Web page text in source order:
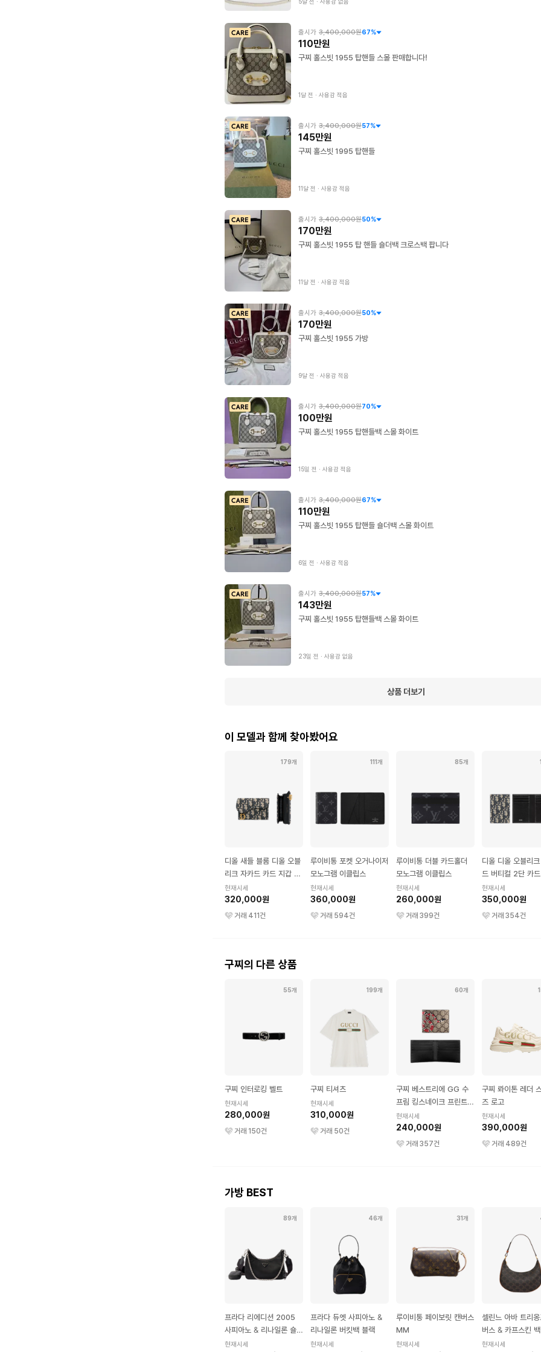
출시가 3,400,000원67%
110만원
구찌 홀스빗 1955 탑핸들 스몰 판매합니다!
1달 전 ∙ 사용감 적음
출시가 3,400,000원57%
145만원
구찌 홀스빗 1995 탑핸들
11달 전 ∙ 사용감 적음
출시가 3,400,000원50%
170만원
구찌 홀스빗 1955 탑 핸들 숄더백 크로스백 팝니다
11달 전 ∙ 사용감 적음
출시가 3,400,000원50%
170만원
구찌 홀스빗 1955 가방
9달 전 ∙ 사용감 적음
출시가 3,400,000원70%
100만원
구찌 홀스빗 1955 탑핸들백 스몰 화이트
15일 전 ∙ 사용감 적음
출시가 3,400,000원67%
110만원
구찌 홀스빗 1955 탑핸들 숄더백 스몰 화이트
6일 전 ∙ 사용감 적음
출시가 3,400,000원57%
143만원
구찌 홀스빗 1955 탑핸들백 스몰 화이트
23일 전 ∙ 사용감 없음
상품 더보기
이 모델과 함께 찾아봤어요
179개
디올 새들 블룸 디올 오블
리크 자카드 카드 지갑 블
루
현재시세
320,000원
거래 411건
111개
루이비통 포켓 오거나이저
모노그램 이클립스
현재시세
360,000원
거래 594건
85개
루이비통 더블 카드홀더
모노그램 이클립스
현재시세
260,000원
거래 399건
디올 디올 오블리
드 버티컬 2단 카
베이지 블랙
현재시세
350,000원
거래 354건
구찌의 다른 상품
55개
구찌 인터로킹 벨트
현재시세
280,000원
거래 150건
199개
구찌 티셔츠
현재시세
310,000원
거래 50건
60개
구찌 베스트리에 GG 수
프림 킹스네이크 프린트
캔버스 반지갑 베이지 에
보니
현재시세
240,000원
거래 357건
구찌 롸이톤 레더
즈 로고
현재시세
390,000원
거래 489건
가방 BEST
89개
프라다 리에디션 2005
사피아노 & 리나일론 숄더
백 블랙
현재시세
46개
프라다 듀엣 사피아노 &
리나일론 버킷백 블랙
현재시세
31개
루이비통 페이보릿 캔버스
MM
현재시세
셀린느 아바 트리
버스 & 카프스킨
엄 탄
현재시세